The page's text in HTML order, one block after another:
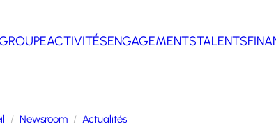
ACTIVITÉSENGAGEMENTSTALENTS
Newsroom Actualités